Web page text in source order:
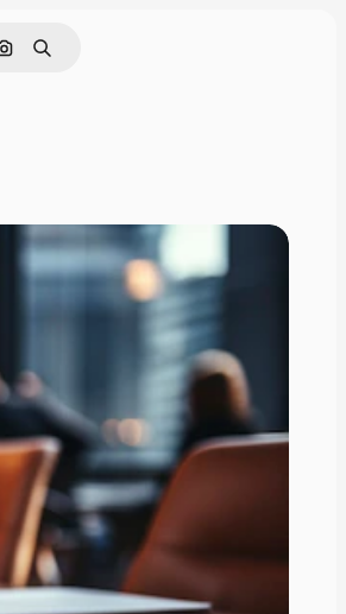
Nach Bild suchen
Suchen